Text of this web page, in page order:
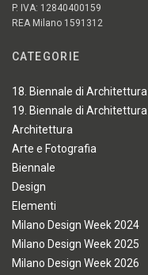
P. IVA: 12840400159
REA Milano 1591312
CATEGORIE
18. Biennale di
19. Biennale di
Architettura
Arte e Fotografia
Biennale
Design
Elementi
Milano Design Week 2024
Milano Design Week 2025
Milano Design Week 2026